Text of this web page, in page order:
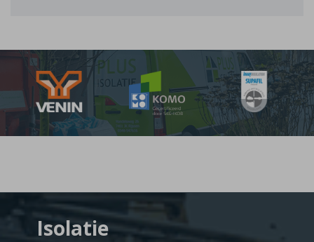
Isolatie